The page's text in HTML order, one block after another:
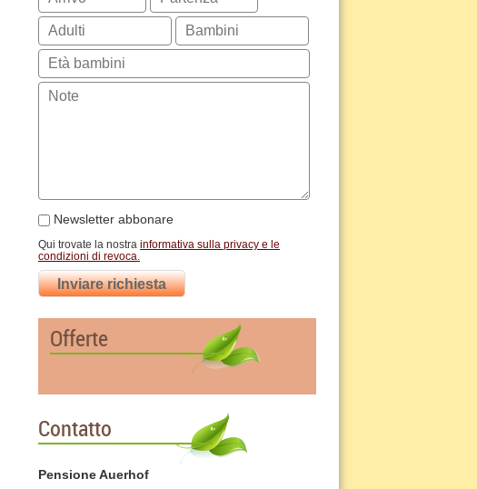
Newsletter abbonare
Qui trovate la nostra informativa sulla privacy e le
condizioni di revoca.
Inviare richiesta
Offerte
Contatto
Pensione Auerhof